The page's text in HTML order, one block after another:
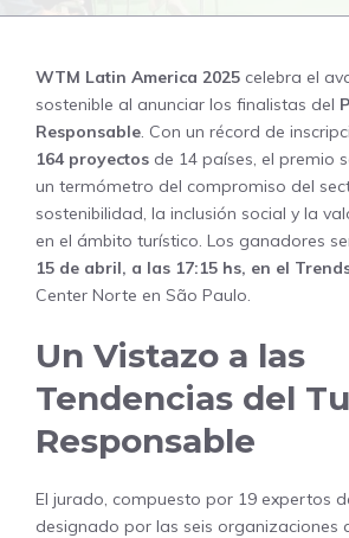
WTM Latin America 2025 celebra el
sostenible al anunciar los finalistas del
Responsable. Con un récord de
164 proyectos de 14 países, el premio
un termómetro del compromiso del
sostenibilidad, la inclusión social y la
en el ámbito turístico. Los ganadores
15 de abril, a las 17:15 hs, en el
Center Norte en São Paulo.
Un Vistazo a las
Tendencias del
Responsable
El jurado, compuesto por 19 expertos
designado por las seis organizaciones